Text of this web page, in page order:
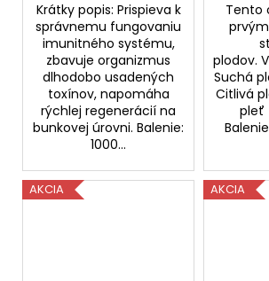
Krátky popis: Prispieva k
správnemu fungovaniu
imunitného systému,
zbavuje organizmus
dlhodobo usadených
toxínov, napomáha
rýchlej regenerácií na
bunkovej úrovni. Balenie:
1000...
Tento
plodov.
Suchá
Citlivá
pleť
AKCIA AKCIA